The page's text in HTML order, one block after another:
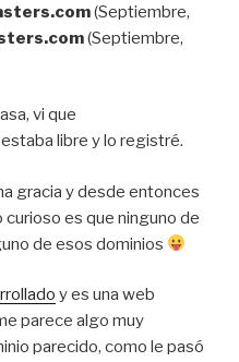
(Septiembre,
(Septiembre,
vi que
estaba libre y lo registré.
gracia y desde entonces
es que ninguno de
de esos dominios
y es una web
parece algo muy
parecido, como le pasó